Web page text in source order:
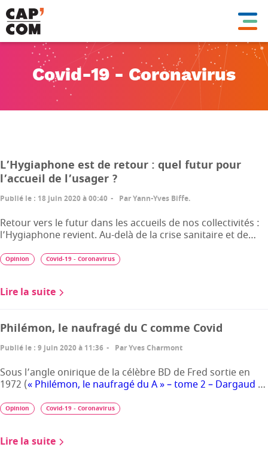
Aller
au
contenu
principal
Covid-19 - Coronavirus
L’Hygiaphone est de retour : quel futur pour
l’accueil de l’usager ?
Publié le : 18 juin 2020 à 00:40 ParYann-Yves Biffe.
Retour vers le futur dans les accueils de nos collectivités :
l’Hygiaphone revient. Au-delà de la crise sanitaire et de…
Lire la suite
Opinion Covid-19 - Coronavirus
Philémon, le naufragé du C comme Covid
Publié le : 9 juin 2020 à 11:36 ParYves Charmont
Sous l’angle onirique de la célèbre BD de Fred sortie en
1972 (« Philémon, le naufragé du A » – tome 2 – Dargaud …
Lire la suite
Opinion Covid-19 - Coronavirus